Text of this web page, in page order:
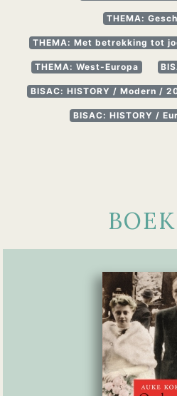
THEMA:
THEMA: Met betrekking tot
THEMA: West-Europa
BISAC: HISTORY / Modern /
BISAC: HISTORY /